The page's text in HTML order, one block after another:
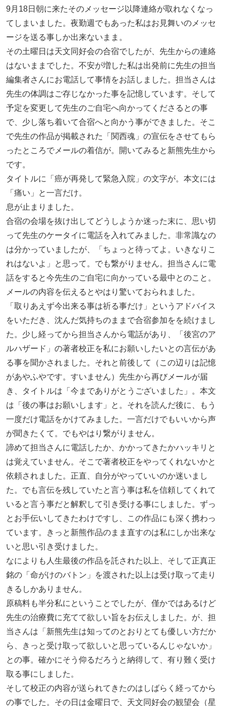
9月18日朝に来たそのメッセージ以降連絡が取れなくなっ
てしまいました。夜勤週でもあった私はお見舞いのメッセ
ージを送る事しか出来ないまま。
その土曜日は天文同好会の合宿でしたが、先生からの連絡
はないままでした。不安が増した私は出発前に先生の担当
編集者さんにお電話して事情をお話しました。担当さんは
先生の体調はご存じなかった事を記憶しています。そして
予定を変更して先生のご自宅へ向かってくださるとの事
で、少し落ち着いて合宿へと向かう事ができました。そこ
で先生の作品が掲載された「関西魂」の宣伝をさせてもら
ったところでメールの着信が。開いてみると新熊先生から
です。
タイトルに「癌が再発して緊急入院」の文字が。本文には
「痛い」と一言だけ。
息が止まりました。
合宿の会場を抜け出してどうしようか迷った末に、思い切
って先生のケータイに電話を入れてみました。非常識なの
は分かっていましたが、「ちょっと待ってよ。いきなりこ
れはないよ」と思って。でも繋がりません。担当さんに電
話をすると今先生のご自宅に向かっている最中とのこと。
メールの内容を伝えるとやはり驚いておられました。
「取りあえず今出来る事は祈る事だけ」というアドバイス
をいただき、沈んだ気持ちのままで合宿参加をを続けまし
た。少し経ってから担当さんから電話があり、「後宮のア
ルハザード」の著者校正を私にお願いしたいとの言伝があ
る事を聞かされました。それと前後して（この辺りは記憶
があやふやです。すいません）先生から再びメールが届
き、タイトルは「今までありがとうございました」。本文
は「後の事はお願いします」と。それを読んだ後に、もう
一度だけ電話をかけてみました。一言だけでもいいから声
が聞きたくて。でもやはり繋がりません。
諦めて担当さんに電話したか、かかってきたかハッキリと
は覚えていません。そこで著者校正をやってくれないかと
依頼されました。正直、自分がやっていいのか迷いまし
た。でも言伝を残していたと言う事は私を信頼してくれて
いると言う事だと解釈して引き受ける事にしました。ずっ
とお手伝いしてきたわけですし、この作品にも深く携わっ
ています。きっと新熊作品のまま直すのは私にしか出来な
いと思い引き受けました。
なによりも人生最後の作品を託された以上、そして正真正
銘の「命がけのバトン」を渡された以上は受け取って走り
きるしかありません。
原稿料も半分私にということでしたが、僅かではあるけど
先生の治療費に充てて欲しい旨をお伝えしました。が、担
当さんは「新熊先生は知ってのとおりとても優しい方だか
ら、きっと受け取って欲しいと思っているんじゃないか」
との事。確かにそう仰るだろうと納得して、有り難く受け
取る事にしました。
そして校正の内容が送られてきたのはしばらく経ってから
の事でした。その日は金曜日で、天文同好会の観望会（星